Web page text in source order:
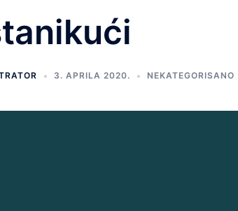
3. APRILA 2020. NEKATEGORISANO